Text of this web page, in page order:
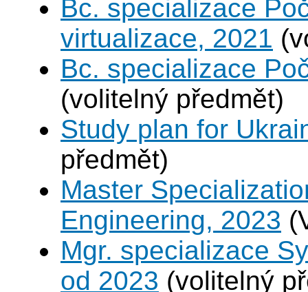
Bc. specializace
virtualizace, 2021
Bc. specializace
(volitelný předmět)
Study plan for
předmět)
Master
Engineering, 2023
Mgr. specializace
od 2023 (volitelný